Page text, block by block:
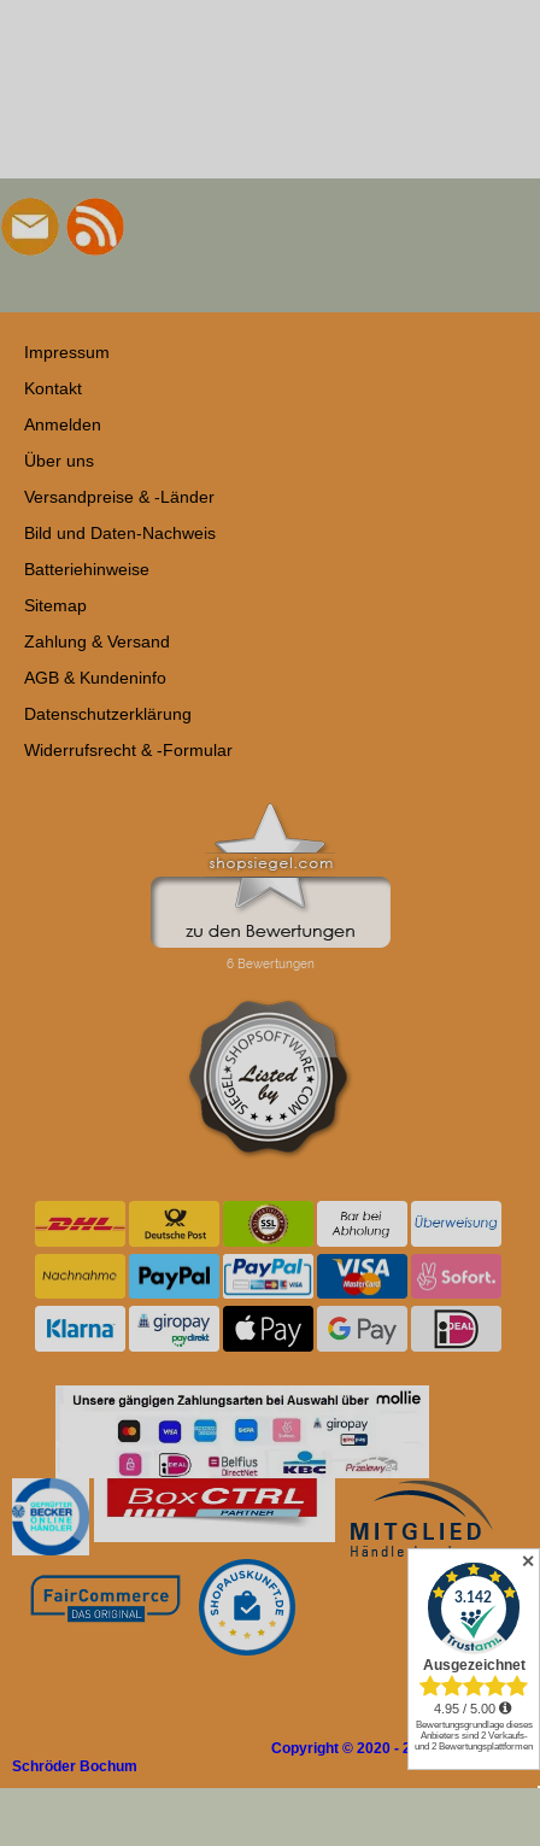
Impressum
Kontakt
Anmelden
Über uns
Versandpreise & -Länder
Bild und Daten-Nachweis
Batteriehinweise
Sitemap
Zahlung & Versand
AGB & Kundeninfo
Datenschutzerklärung
Widerrufsrecht & -Formular
Copyright © 2020 - 2026 Rolladen
Schröder Bochum
✕